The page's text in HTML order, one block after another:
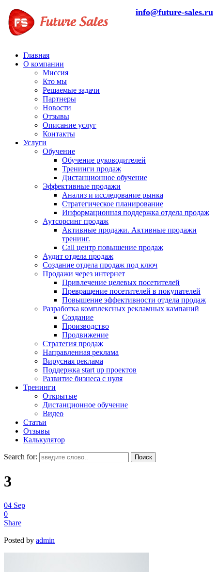
info@future-sales.ru
Главная
О компании
Миссия
Кто мы
Решаемые задачи
Партнеры
Новости
Отзывы
Описание услуг
Контакты
Услуги
Обучение
Обучение руководителей
Тренинги продаж
Дистанционное обучение
Эффективные продажи
Анализ и исследование рынка
Стратегическое планирование
Информационная поддержка отдела продаж
Аутсорсинг продаж
Активные продажи. Активные продажи
тренинг.
Call центр повышение продаж
Аудит отдела продаж
Создание отдела продаж под ключ
Продажи через интернет
Привлечение целевых посетителей
Превращение посетителей в покупателей
Повышение эффективности отдела продаж
Разработка комплексных рекламных кампаний
Создание
Производство
Продвижение
Стратегия продаж
Направленная реклама
Вирусная реклама
Поддержка start up проектов
Развитие бизнеса с нуля
Тренинги
Открытые
Дистанционное обучение
Видео
Статьи
Отзывы
Калькулятор
Search for:
3
04 Sep
0
Share
Posted by admin